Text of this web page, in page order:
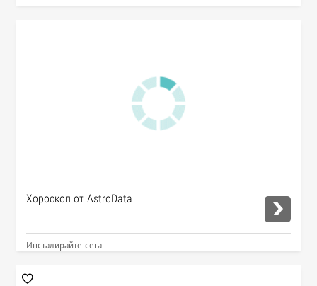
Хороскоп от AstroData
Инсталирайте сега